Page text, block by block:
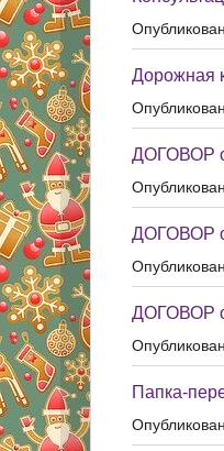
Дорожная
ДОГОВОР
ДОГОВОР
ДОГОВОР
Папка-